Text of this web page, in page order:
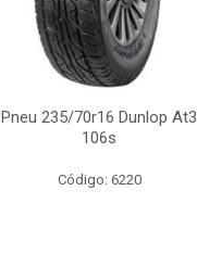
Pneu 235/70r16 Dunlop At3
106s
Código: 6220